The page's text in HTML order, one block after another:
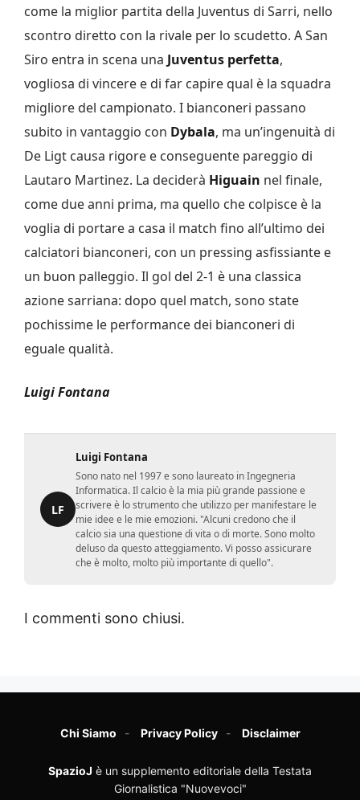
come la miglior partita della Juventus di Sarri, nello
scontro diretto con la rivale per lo scudetto. A San
Siro entra in scena una Juventus perfetta,
vogliosa di vincere e di far capire qual è la squadra
migliore del campionato. I bianconeri passano
subito in vantaggio con Dybala, ma un’ingenuità di
De Ligt causa rigore e conseguente pareggio di
Lautaro Martinez. La deciderà Higuain nel finale,
come due anni prima, ma quello che colpisce è la
voglia di portare a casa il match fino all’ultimo dei
calciatori bianconeri, con un pressing asfissiante e
un buon palleggio. Il gol del 2-1 è una classica
azione sarriana: dopo quel match, sono state
pochissime le performance dei bianconeri di
eguale qualità.
Luigi Fontana
LF
Luigi Fontana
Sono nato nel 1997 e sono laureato in Ingegneria
Informatica. Il calcio è la mia più grande passione e
scrivere è lo strumento che utilizzo per manifestare le
mie idee e le mie emozioni. "Alcuni credono che il
calcio sia una questione di vita o di morte. Sono molto
deluso da questo atteggiamento. Vi posso assicurare
che è molto, molto più importante di quello".
I commenti sono chiusi.
Chi Siamo Privacy Policy Disclaimer
SpazioJ è un supplemento editoriale della Testata
Giornalistica "Nuovevoci"